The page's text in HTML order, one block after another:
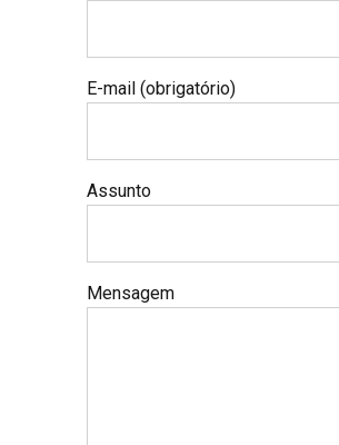
E-mail (obrigatório)
Assunto
Mensagem